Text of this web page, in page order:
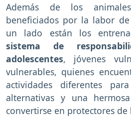
Además de los
beneficiados por la labor
un lado están los
sistema de
adolescentes, jóvenes
vulnerables, quienes
actividades diferentes
alternativas y una
convertirse en protectores de